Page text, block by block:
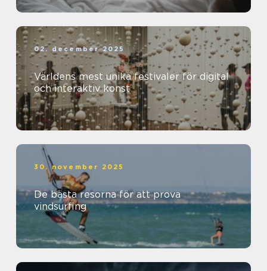
02. december 2025
Världens mest unika festivaler för digital
och interaktiv konst
30. november 2025
De bästa resorna för att prova
vindsurfing